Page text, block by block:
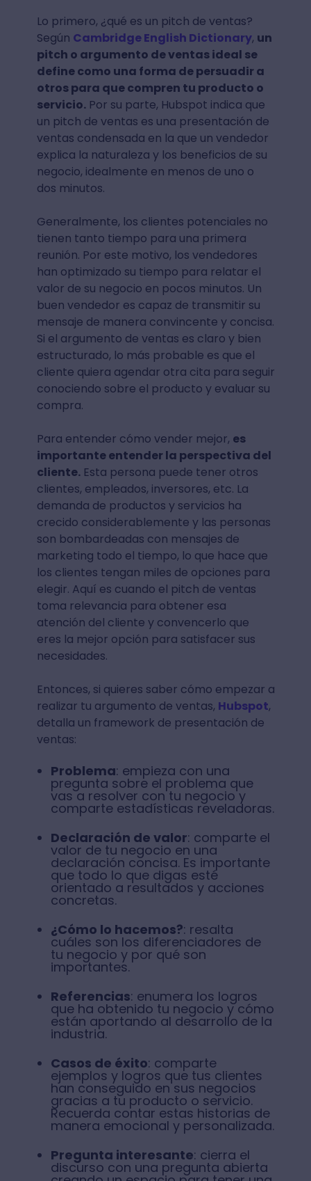
Lo primero, ¿qué es un pitch de ventas?
Según Cambridge English Dictionary, un
pitch o argumento de ventas ideal se
define como una forma de persuadir a
otros para que compren tu producto o
servicio.Por su parte, Hubspot indica que
un pitch de ventas es una presentación de
ventas condensada en la que un vendedor
explica la naturaleza y los beneficios de su
negocio, idealmente en menos de uno o
dos minutos.
Generalmente, los clientes potenciales no
tienen tanto tiempo para una primera
reunión. Por este motivo, los vendedores
han optimizado su tiempo para relatar el
valor de su negocio en pocos minutos. Un
buen vendedor es capaz de transmitir su
mensaje de manera convincente y concisa.
Si el argumento de ventas es claro y bien
estructurado, lo más probable es que el
cliente quiera agendar otra cita para seguir
conociendo sobre el producto y evaluar su
compra.
Para entender cómo vender mejor, es
importante entender la perspectiva del
cliente.Esta persona puede tener otros
clientes, empleados, inversores, etc. La
demanda de productos y servicios ha
crecido considerablemente y las personas
son bombardeadas con mensajes de
marketing todo el tiempo, lo que hace que
los clientes tengan miles de opciones para
elegir. Aquí es cuando el pitch de ventas
toma relevancia para obtener esa
atención del cliente y convencerlo que
eres la mejor opción para satisfacer sus
necesidades.
Entonces, si quieres saber cómo empezar a
realizar tu argumento de ventas, Hubspot,
detalla un framework de presentación de
ventas:
Problema: empieza con una
pregunta sobre el problema que
vas a resolver con tu negocio y
comparte estadísticas reveladoras.
Declaración de valor: comparte el
valor de tu negocio en una
declaración concisa. Es importante
que todo lo que digas esté
orientado a resultados y acciones
concretas.
¿Cómo lo hacemos?: resalta
cuáles son los diferenciadores de
tu negocio y por qué son
importantes.
Referencias: enumera los logros
que ha obtenido tu negocio y cómo
están aportando al desarrollo de la
industria.
Casos de éxito: comparte
ejemplos y logros que tus clientes
han conseguido en sus negocios
gracias a tu producto o servicio.
Recuerda contar estas historias de
manera emocional y personalizada.
Pregunta interesante: cierra el
discurso con una pregunta abierta